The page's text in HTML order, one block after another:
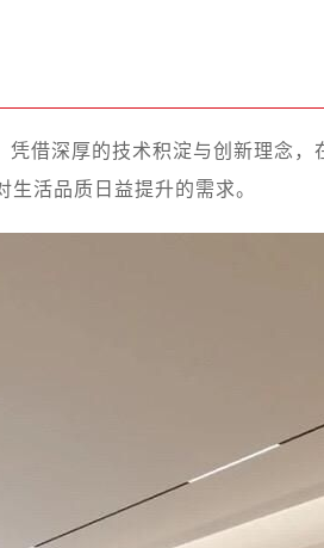
借深厚的技术积淀与创新理念
活品质日益提升的需求。